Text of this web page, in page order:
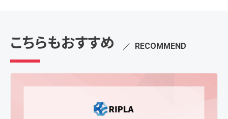
こちらもおすすめ ／ RECOMMEND